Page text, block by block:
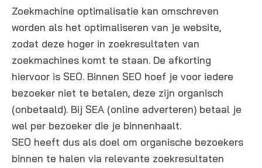
Zoekmachine optimalisatie kan omschreven
worden als het optimaliseren van je website,
zodat deze hoger in zoekresultaten van
zoekmachines komt te staan. De afkorting
hiervoor is SEO. Binnen SEO hoef je voor iedere
bezoeker niet te betalen, deze zijn organisch
(onbetaald). Bij SEA (online adverteren) betaal je
wel per bezoeker die je binnenhaalt.
SEO heeft dus als doel om organische bezoekers
binnen te halen via relevante zoekresultaten